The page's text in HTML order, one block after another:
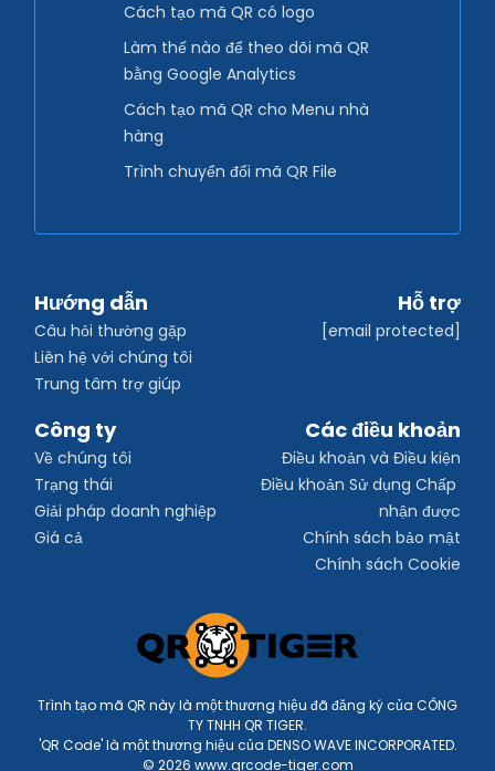
Cách tạo mã QR có logo
Làm thế nào để theo dõi mã QR
bằng Google Analytics
Cách tạo mã QR cho Menu nhà
hàng
Trình chuyển đổi mã QR File
Hướng dẫn
Câu hỏi thường gặp
Liên hệ với chúng tôi
Trung tâm trợ giúp
Hỗ trợ
[email protected]
Công ty
Về chúng tôi
Trạng thái
Giải pháp doanh nghiệp
Giá cả
Các điều khoản
Điều khoản và Điều kiện
Điều khoản Sử dụng Chấp
nhận được
Chính sách bảo mật
Chính sách Cookie
Trình tạo mã QR này là một thương hiệu đã đăng ký của CÔNG
TY TNHH QR TIGER.
'QR Code' là một thương hiệu của DENSO WAVE INCORPORATED.
© 2026 www.qrcode-tiger.com